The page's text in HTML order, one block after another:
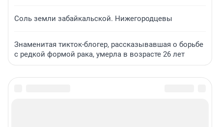
Соль земли забайкальской. Нижегородцевы
Знаменитая тикток-блогер, рассказывавшая о борьбе
с редкой формой рака, умерла в возрасте 26 лет